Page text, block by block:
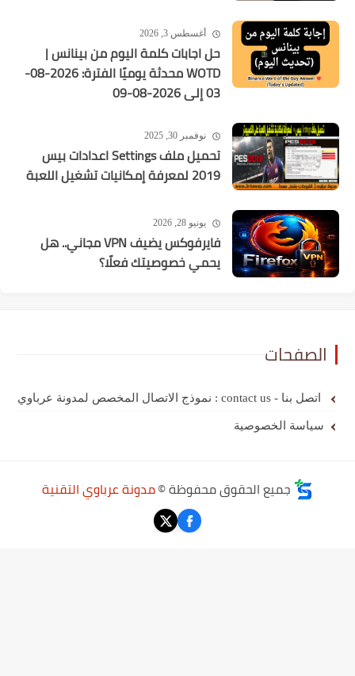
أغسطس 3, 2026
حل اجابات كلمة اليوم من بينانس |
WOTD محدثة يوميًا الفترة: 2026-08-
03 إلى 2026-08-09
نوفمبر 30, 2025
تحميل ملف Settings اعدادات بيس
2019 لمعرفة إمكانيات تشغيل اللعبة
يونيو 28, 2026
فايرفوكس يضيف VPN مجاني.. هل
يحمي خصوصيتك فعلًا؟
الصفحات
اتصل بنا - contact us : نموذج الاتصال المخصص لمدونة عرباوي
سياسة الخصوصية
جميع الحقوق محفوظة ©مدونة عرباوي التقنية